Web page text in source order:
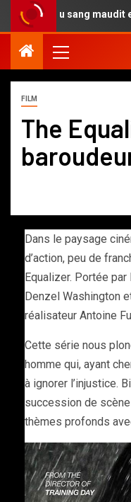
du sang maudit entre
FILM
The
Dans le paysage
d’action, peu de
Equalizer. Portée
Denzel Washington
réalisateur Antoine
Cette série nous
homme qui, ayant
à ignorer l’injustice.
succession de
thèmes profonds